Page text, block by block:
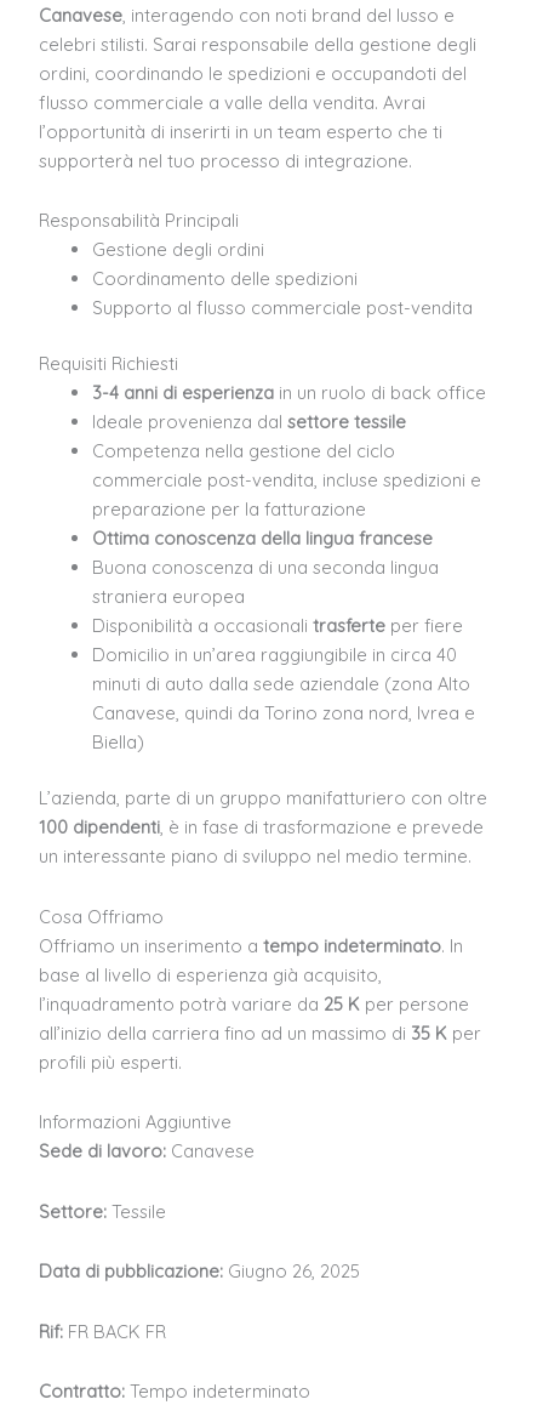
Canavese , interagendo con noti brand del lusso e
celebri stilisti. Sarai responsabile della gestione degli
ordini, coordinando le spedizioni e occupandoti del
flusso commerciale a valle della vendita. Avrai
l’opportunità di inserirti in un team esperto che ti
supporterà nel tuo processo di integrazione.
Responsabilità Principali
Gestione degli ordini
Coordinamento delle spedizioni
Supporto al flusso commerciale post-vendita
Requisiti Richiesti
3-4 anni di esperienza in un ruolo di back office
Ideale provenienza dalsettore tessile
Competenza nella gestione del ciclo
commerciale post-vendita, incluse spedizioni e
preparazione per la fatturazione
Ottima conoscenza della lingua francese
Buona conoscenza di una seconda lingua
straniera europea
Disponibilità a occasionalitrasferte per fiere
Domicilio in un’area raggiungibile in circa 40
minuti di auto dalla sede aziendale (zona Alto
Canavese, quindi da Torino zona nord, Ivrea e
Biella)
L’azienda, parte di un gruppo manifatturiero con oltre
100 dipendenti, è in fase di trasformazione e prevede
un interessante piano di sviluppo nel medio termine.
Cosa Offriamo
Offriamo un inserimento atempo indeterminato. In
base al livello di esperienza già acquisito,
l’inquadramento potrà variare da 25 K per persone
all’inizio della carriera fino ad un massimo di 35 K per
profili più esperti.
Informazioni Aggiuntive
Sede di lavoro: Canavese
Settore: Tessile
Data di pubblicazione: Giugno 26, 2025
Rif: FR BACK FR
Contratto: Tempo indeterminato